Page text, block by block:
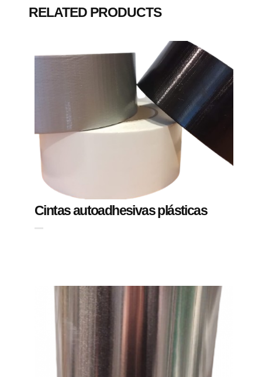
RELATED PRODUCTS
Cintas autoadhesivas plásticas